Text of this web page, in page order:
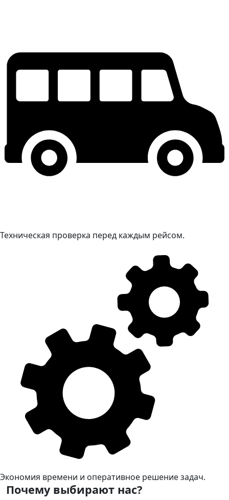
Техническая проверка перед каждым рейсом.
Экономия времени и оперативное решение задач.
Почему выбирают нас?